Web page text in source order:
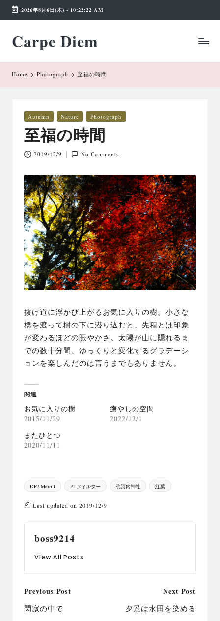
Skip
content
2026年8月6日(木) - 10:22:22 AM
Carpe Diem
Weekend
Wonderland
Home Photograph 至福の時間
Posted
Autumn Nature Photograph
至福の時間
2019/12/9 No Comments
抜け道に浮かび上がるお気に入りの樹。小さな
橋を渡って樹の下に潜り込むと、先程とは印象
が変わるほどの賑やかさ。太陽が山に隠れるま
での数十分間、ゆっくりと変化するグラデーシ
ョンを楽しんだのは言うまでもありません。
関連
お気に入りの樹
2015/11/29
癒やしの空間
2022/12/1
またひとつ
2020/11/11
Tags:
DP2 Merrill PLフィルター 惣河内神社 紅葉
Last updated on 2019/12/9
boss9214
View All Posts
Post
navigation
Previous Post
閑寂の中で
Next Post
夕景は水田を染める